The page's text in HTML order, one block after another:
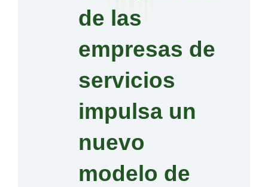
de las
empresas de
servicios
impulsa un
nuevo
modelo de